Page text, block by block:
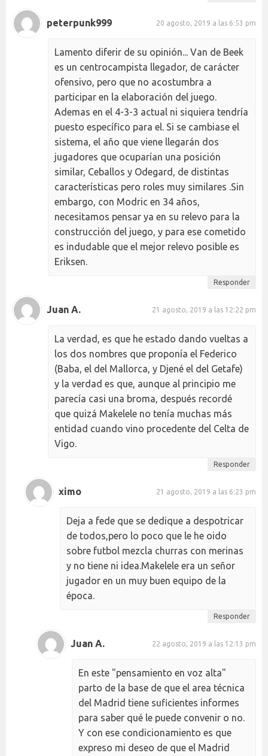
peterpunk999 20 agosto, 2019 a las 6:53 pm
Lamento diferir de su opinión... Van de Beek
es un centrocampista llegador, de carácter
ofensivo, pero que no acostumbra a
participar en la elaboración del juego.
Ademas en el 4-3-3 actual ni siquiera tendría
puesto específico para el. Si se cambiase el
sistema, el año que viene llegarán dos
jugadores que ocuparían una posición
similar, Ceballos y Odegard, de distintas
características pero roles muy similares .Sin
embargo, con Modric en 34 años,
necesitamos pensar ya en su relevo para la
construcción del juego, y para ese cometido
es indudable que el mejor relevo posible es
Eriksen.
Responder
Juan A. 21 agosto, 2019 a las 12:22 pm
La verdad, es que he estado dando vueltas a
los dos nombres que proponía el Federico
(Baba, el del Mallorca, y Djené el del Getafe)
y la verdad es que, aunque al principio me
parecía casi una broma, después recordé
que quizá Makelele no tenía muchas más
entidad cuando vino procedente del Celta de
Vigo.
Responder
ximo 21 agosto, 2019 a las 6:23 pm
Deja a fede que se dedique a despotricar
de todos,pero lo poco que le he oido
sobre futbol mezcla churras con merinas
y no tiene ni idea.Makelele era un señor
jugador en un muy buen equipo de la
época.
Responder
Juan A. 22 agosto, 2019 a las 12:13 pm
En este "pensamiento en voz alta"
parto de la base de que el area técnica
del Madrid tiene suficientes informes
para saber qué le puede convenir o no.
Y con ese condicionamiento es que
expreso mi deseo de que el Madrid